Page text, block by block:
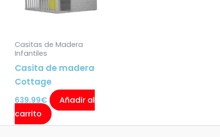
Casitas de Madera
Infantiles
Casita de madera
Cottage
639.99€
Añadir al
carrito